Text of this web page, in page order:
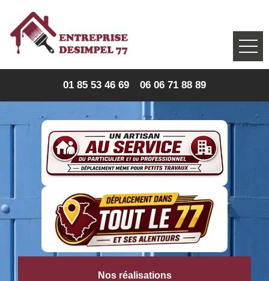
01 85 53 46 69 06 06 71 88 89
Nos réalisations